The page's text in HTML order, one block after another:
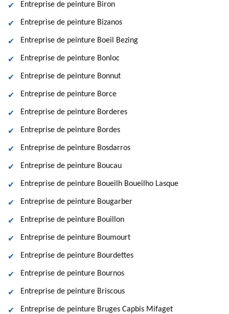
Entreprise de peinture Biron
Entreprise de peinture Bizanos
Entreprise de peinture Boeil Bezing
Entreprise de peinture Bonloc
Entreprise de peinture Bonnut
Entreprise de peinture Borce
Entreprise de peinture Borderes
Entreprise de peinture Bordes
Entreprise de peinture Bosdarros
Entreprise de peinture Boucau
Entreprise de peinture Boueilh Boueilho Lasque
Entreprise de peinture Bougarber
Entreprise de peinture Bouillon
Entreprise de peinture Boumourt
Entreprise de peinture Bourdettes
Entreprise de peinture Bournos
Entreprise de peinture Briscous
Entreprise de peinture Bruges Capbis Mifaget